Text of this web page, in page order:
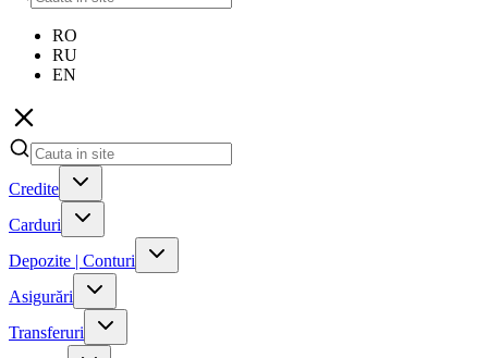
RO
RU
EN
Credite
Carduri
Depozite | Conturi
Asigurări
Transferuri